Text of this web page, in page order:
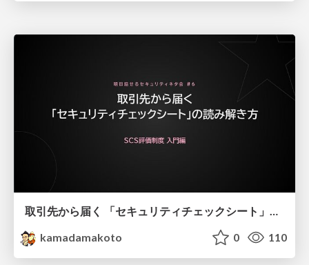
取引先から届く 「セキュリティチェックシート」の読み解き方
kamadamakoto
0 110